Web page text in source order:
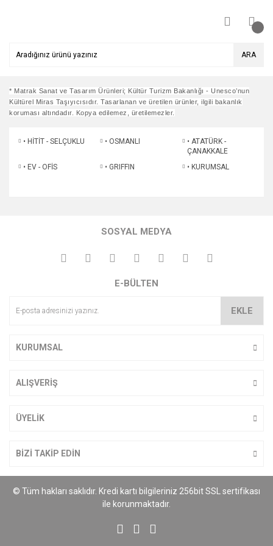
ARA
* Matrak Sanat ve Tasarım Ürünleri; Kültür Turizm Bakanlığı - Unesco’nun
Kültürel Miras Taşıyıcısıdır. Tasarlanan ve üretilen ürünler, ilgili bakanlık
koruması altındadır. Kopya edilemez, üretilemezler.
• HİTİT - SELÇUKLU • OSMANLI
• ATATÜRK -
ÇANAKKALE
• EV - OFİS
• GRIFFIN • KURUMSAL
SOSYAL MEDYA
E-BÜLTEN
EKLE
KURUMSAL
ALIŞVERİŞ
ÜYELİK
BİZİ TAKİP EDİN
© Tüm hakları saklıdır. Kredi kartı bilgileriniz 256bit SSL sertifikası
ile korunmaktadır.